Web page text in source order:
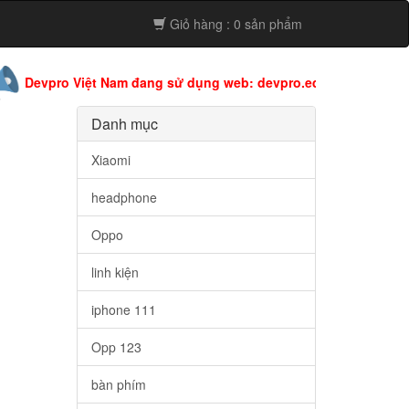
Giỏ hàng : 0 sản phẩm
Việt Nam đang sử dụng web: devpro.edu.vn còn web này
Danh mục
Xiaomi
headphone
Oppo
linh kiện
iphone 111
Opp 123
bàn phím